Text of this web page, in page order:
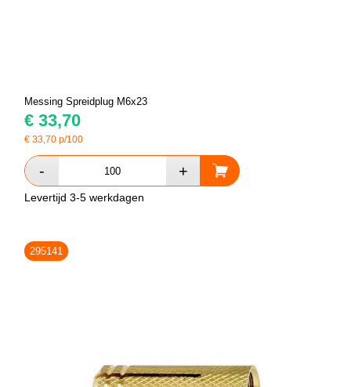
Messing Spreidplug M6x23
€ 33,70
€33,70 p/100
Levertijd 3-5 werkdagen
295141